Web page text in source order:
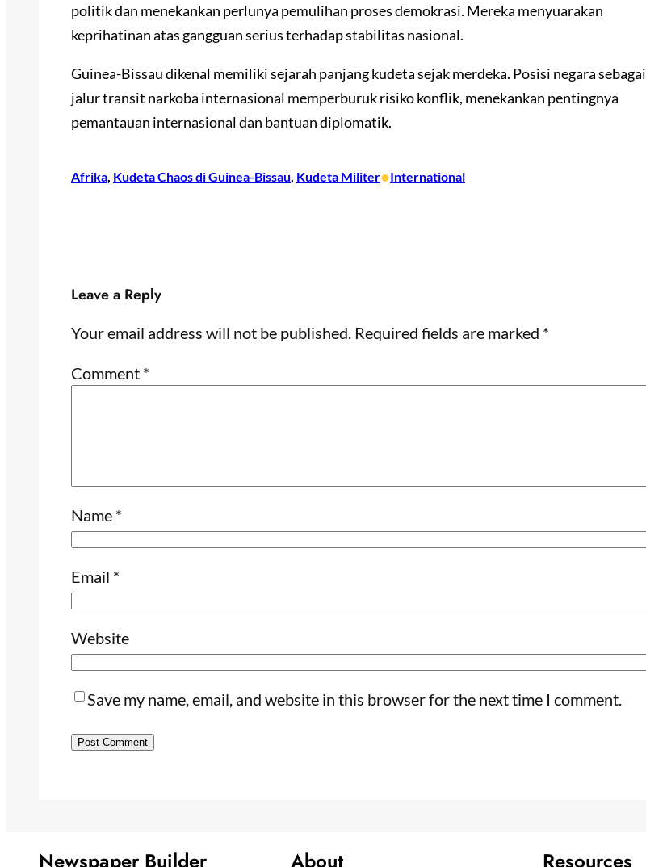
politik dan menekankan perlunya pemulihan proses demokrasi. Mereka menyuarakan
keprihatinan atas gangguan serius terhadap stabilitas nasional.
Guinea-Bissau dikenal memiliki sejarah panjang kudeta sejak merdeka. Posisi negara sebagai
jalur transit narkoba internasional memperburuk risiko konflik, menekankan pentingnya
pemantauan internasional dan bantuan diplomatik.
Afrika, Kudeta Chaos di Guinea-Bissau, Kudeta Militer•International
Leave a Reply
Your email address will not be published. Required fields are marked *
Comment *
Name *
Email *
Website
Save my name, email, and website in this browser for the next time I comment.
Newspaper Builder About Resources